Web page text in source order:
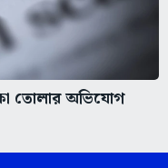
তোলার অভিযোগ